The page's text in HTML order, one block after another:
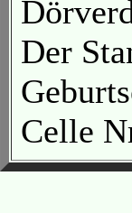
Der
Celle